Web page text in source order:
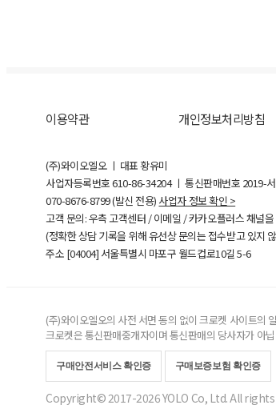
이용약관 개인정보처리방침
(주)와이오엘오 ㅣ 대표 황유미
사업자등록번호610-86-34204ㅣ 통신판매번호 2019-
070-8676-8799 (발신 전용) 사업자 정보 확인 >
고객 문의: 우측 고객센터 / 이메일 / 카카오플러스 채널
(정확한 상담 기록을 위해 유선상 문의는 접수받고 있지
주소 [04004] 서울특별시 마포구 월드컵로10길5-6
(주)와이오엘오의 사전 서면 동의 없이 크로켓 사이트의
크로켓은 통신판매중개자이며 통신판매의 당사자가 아
구매안전서비스 확인증 구매보증보험 확인증
Copyright© 2017-2026 YOLO Co, Ltd. All